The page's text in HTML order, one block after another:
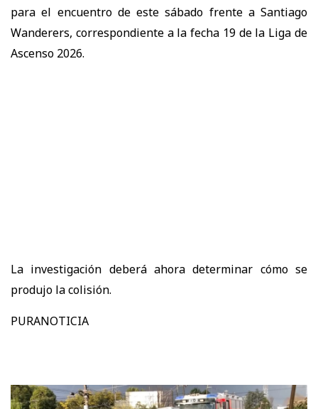
para el encuentro de este sábado frente a Santiago
Wanderers, correspondiente a la fecha 19 de la Liga de
Ascenso 2026.
La investigación deberá ahora determinar cómo se
produjo la colisión.
PURANOTICIA